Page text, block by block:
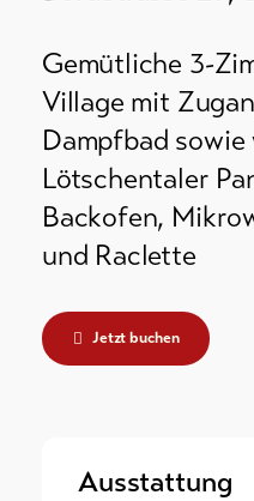
Gemütliche 3-
Village mit
Dampfbad
Lötschentaler
Backofen,
und Raclette
Jetzt buchen
Ausstattung